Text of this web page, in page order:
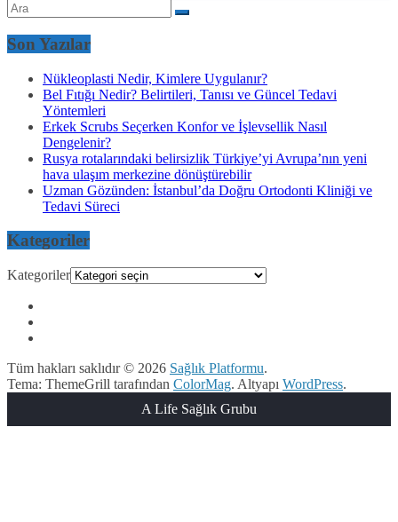
Son Yazılar
Nükleoplasti Nedir, Kimlere Uygulanır?
Bel Fıtığı Nedir? Belirtileri, Tanısı ve Güncel Tedavi
Yöntemleri
Erkek Scrubs Seçerken Konfor ve İşlevsellik Nasıl
Dengelenir?
Rusya rotalarındaki belirsizlik Türkiye’yi Avrupa’nın yeni
hava ulaşım merkezine dönüştürebilir
Uzman Gözünden: İstanbul’da Doğru Ortodonti Kliniği ve
Tedavi Süreci
Kategoriler
Kategoriler
Tüm hakları saklıdır © 2026 Sağlık Platformu.
Tema: ThemeGrill tarafından ColorMag. Altyapı WordPress.
A Life Sağlık Grubu